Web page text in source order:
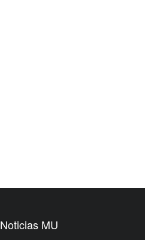
Noticias MU